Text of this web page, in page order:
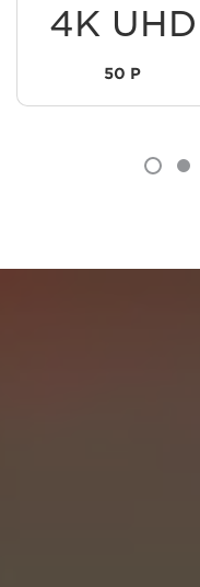
4K UHD
50 P